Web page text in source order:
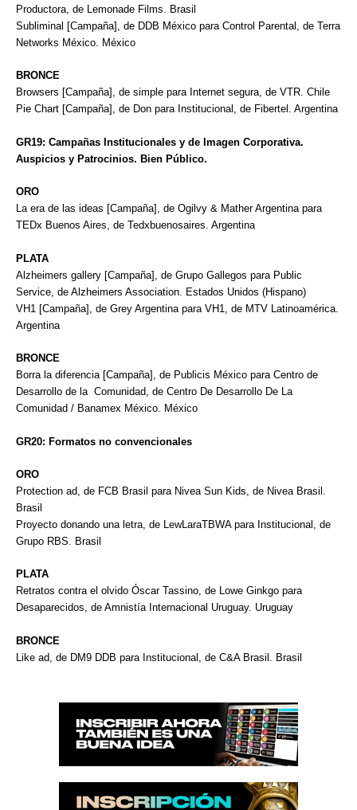
Productora, de Lemonade Films. Brasil
Subliminal [Campaña], de DDB México para Control Parental, de Terra
Networks México. México
BRONCE
Browsers [Campaña], de simple para Internet segura, de VTR. Chile
Pie Chart [Campaña], de Don para Institucional, de Fibertel. Argentina
GR19: Campañas Institucionales y de Imagen Corporativa.
Auspicios y Patrocinios. Bien Público.
ORO
La era de las ideas [Campaña], de Ogilvy & Mather Argentina para
TEDx Buenos Aires, de Tedxbuenosaires. Argentina
PLATA
Alzheimers gallery [Campaña], de Grupo Gallegos para Public
Service, de Alzheimers Association. Estados Unidos (Hispano)
VH1 [Campaña], de Grey Argentina para VH1, de MTV Latinoamérica.
Argentina
BRONCE
Borra la diferencia [Campaña], de Publicis México para Centro de
Desarrollo de la Comunidad, de Centro De Desarrollo De La
Comunidad / Banamex México. México
GR20: Formatos no convencionales
ORO
Protection ad, de FCB Brasil para Nivea Sun Kids, de Nivea Brasil.
Brasil
Proyecto donando una letra, de LewLaraTBWA para Institucional, de
Grupo RBS. Brasil
PLATA
Retratos contra el olvido Óscar Tassino, de Lowe Ginkgo para
Desaparecidos, de Amnistía Internacional Uruguay. Uruguay
BRONCE
Like ad, de DM9 DDB para Institucional, de C&A Brasil. Brasil